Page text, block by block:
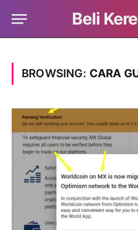
Beli
BROWSING: CARA